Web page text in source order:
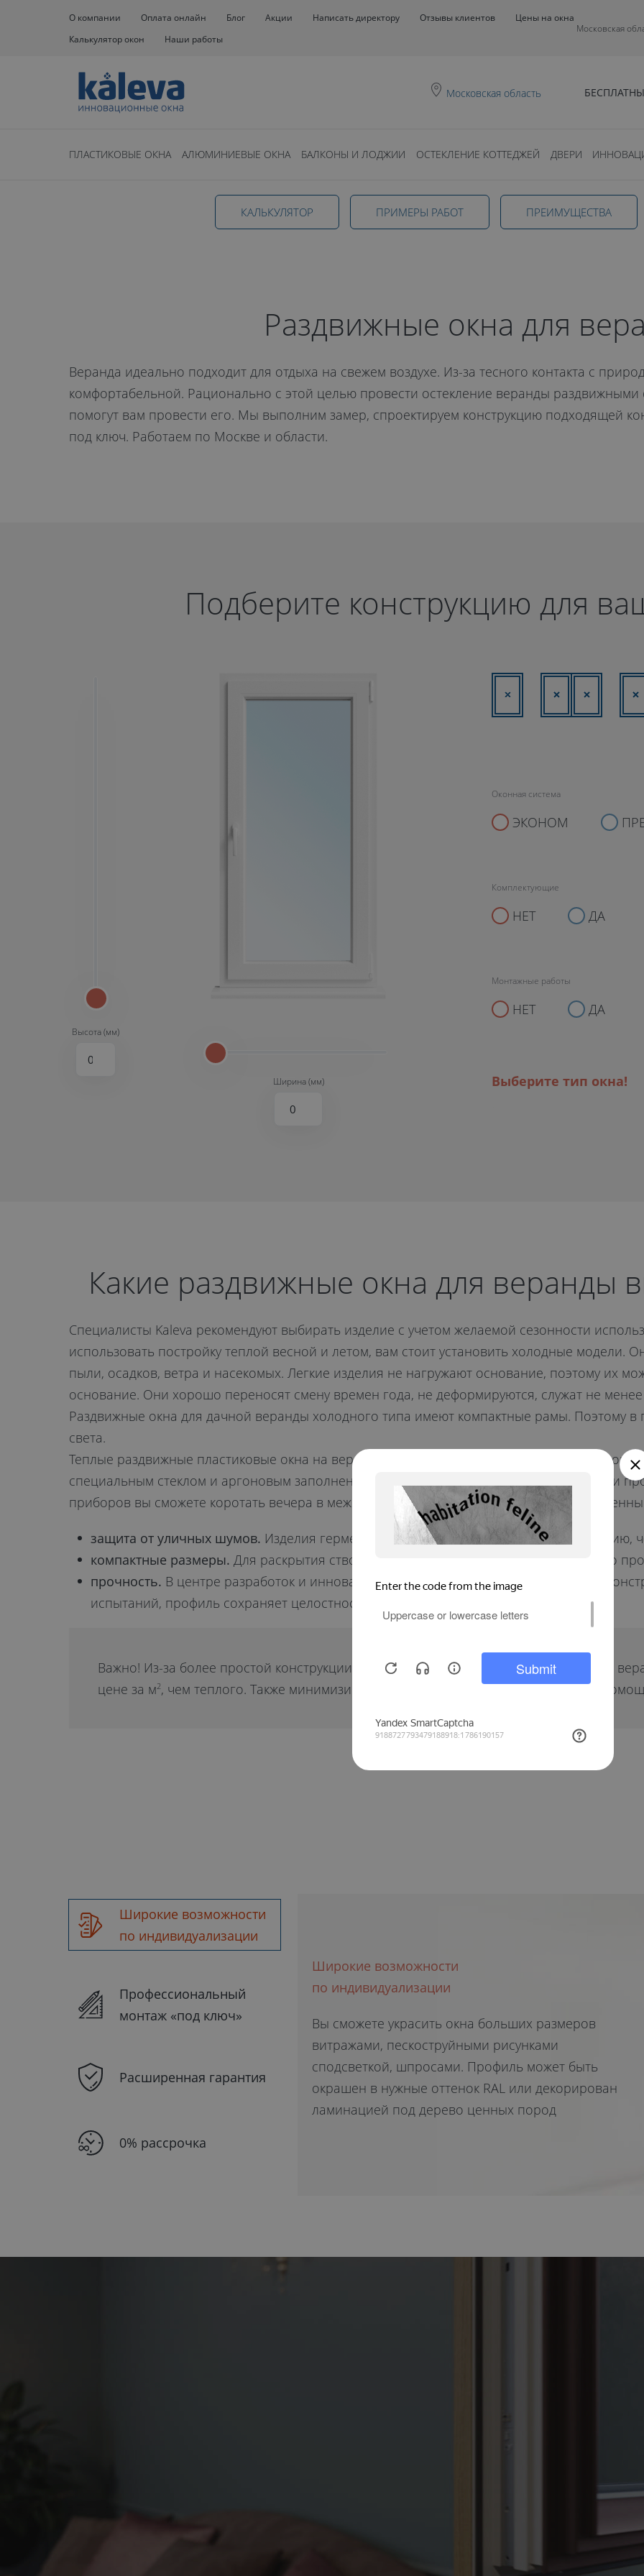
О компании Оплата онлайн Блог Акции Написать директору Отзывы клиентов
Цены на окна
Калькулятор окон
Наши работы
Московская
Московская область
ПЛАСТИКОВЫЕ ОКНА АЛЮМИНИЕВЫЕ ОКНА БАЛКОНЫ И ЛОДЖИИ ОСТЕКЛЕНИЕ КОТТЕДЖЕЙ ДВЕРИ
Раздвижные окна
Московской области
от 17 550 руб.
Окна Остекление домов Окна для веранды Раздвижные
КАЛЬКУЛЯТОР ПРИМЕРЫ РАБОТ ПРЕИМУЩЕСТВА
Раздвижные окна для
Веранда идеально подходит для отдыха на свежем воздухе. Из-за тесного контакта с
комфортабельной. Рационально с этой целью провести остекление веранды
помогут вам провести его. Мы выполним замер, спроектируем конструкцию подходящей
под ключ. Работаем по Москве и области.
Подберите конструкцию для
Высота (мм)
Ширина (мм)
Оконная система
ЭКОНОМ
Комплектующие
НЕТ ДА
Монтажные работы
НЕТ ДА
Выберите тип окна!
Какие раздвижные окна для веранды
Специалисты Kaleva рекомендуют выбирать изделие с учетом желаемой сезонности
использовать постройку теплой весной и летом, вам стоит установить холодные
пыли, осадков, ветра и насекомых. Легкие изделия не нагружают основание, поэтому их
основание. Они хорошо переносят смену времен года, не деформируются, служат не менее
Раздвижные окна для дачной веранды холодного типа имеют компактные рамы. Поэтому в
света.
Теплые раздвижные пластиковые окна на веранду поддерживают благоприятный
специальным стеклом и аргоновым заполнением профиля. При комплексном утеплении
приборов вы сможете коротать вечера в межсезонье и зимой. Также изделиям
защита от уличных шумов. Изделия герметичны. Гарантируют лучшую шумоизоляцию,
компактные размеры. Для раскрытия створок вам не потребуется дополнительного
прочность. В центре разработок и инноваций Kaleva регулярно проводятся тесты
испытаний, профиль сохраняет целостность не менее 70 лет.
Важно! Из-за более простой конструкции вы сможете заказать раздвижные окна на
цене за м2, чем теплого. Также минимизировать расходы на остекление можно с
Широкие возможности
по индивидуализации
Профессиональный
монтаж «под ключ»
Расширенная гарантия
0% рассрочка
Широкие возможности
по индивидуализации
Вы сможете украсить окна больших размеров
витражами, пескоструйными рисунками
сподсветкой, шпросами. Профиль может быть
окрашен в нужные оттенок RAL или декорирован
ламинацией под дерево ценных пород